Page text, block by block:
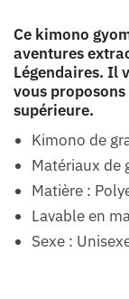
Ce kimono
aventures
Légendaires. Il
vous
supérieure.
Kimono de
Matériaux de
Matière :
Lavable en
Sexe :